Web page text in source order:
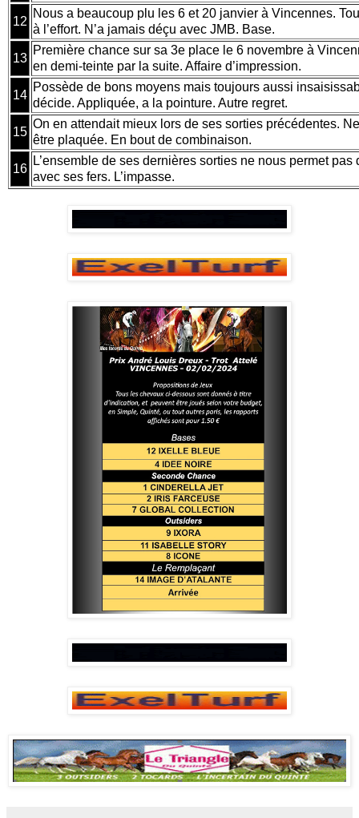
12
Nous a beaucoup plu les 6 et 20 janvier à Vincennes.
à l’effort. N’a jamais déçu avec JMB. Base.
13
Première chance sur sa 3e place le 6 novembre à
en demi-teinte par la suite. Affaire d’impression.
14
Possède de bons moyens mais toujours aussi
décide. Appliquée, a la pointure. Autre regret.
15
On en attendait mieux lors de ses sorties précédentes.
être plaquée. En bout de combinaison.
16
L’ensemble de ses dernières sorties ne nous permet pas
avec ses fers. L’impasse.